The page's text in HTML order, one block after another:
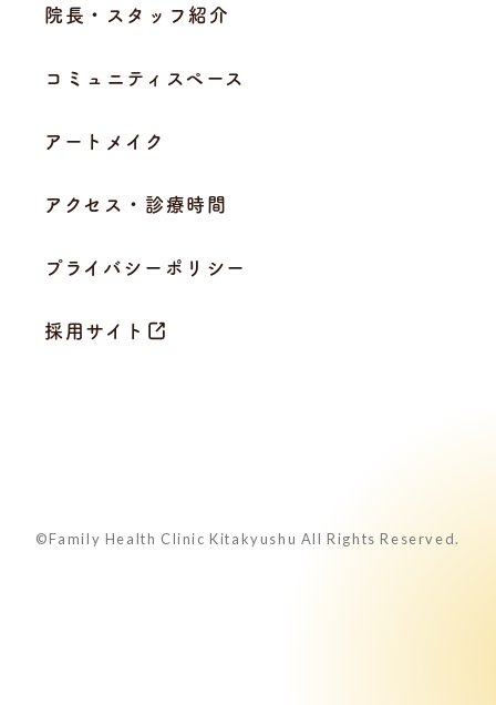
院長・スタッフ紹介
コミュニティスペース
アートメイク
アクセス・診療時間
プライバシーポリシー
採用サイト
©Family Health Clinic Kitakyushu All Rights Reserved.